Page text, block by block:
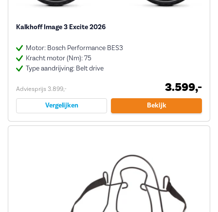
Kalkhoff Image 3 Excite 2026
Motor: Bosch Performance BES3
Kracht motor (Nm): 75
Type aandrijving: Belt drive
Adviesprijs 3.899,- 3.599,-
Vergelijken Bekijk